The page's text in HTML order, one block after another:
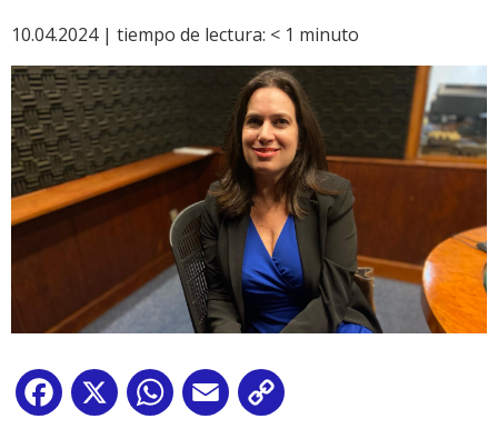
10.04.2024 | tiempo de lectura: < 1 minuto
Facebook
X WhatsApp
Email